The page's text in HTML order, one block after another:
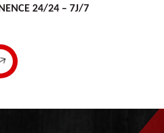
24/24 – 7J/7